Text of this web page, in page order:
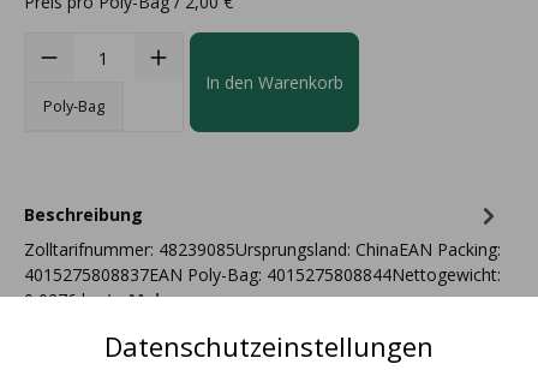
Poly-Bag
In den Warenkorb
Beschreibung
Zolltarifnummer: 48239085Ursprungsland: ChinaEAN Packing:
4015275808837EAN Poly-Bag: 4015275808844Nettogewicht:
0,0276 kg /…Mehr
BewertungenDatenschutzeinstellungen